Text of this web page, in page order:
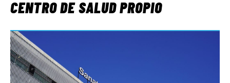
CENTRO DE SALUD PROPIO